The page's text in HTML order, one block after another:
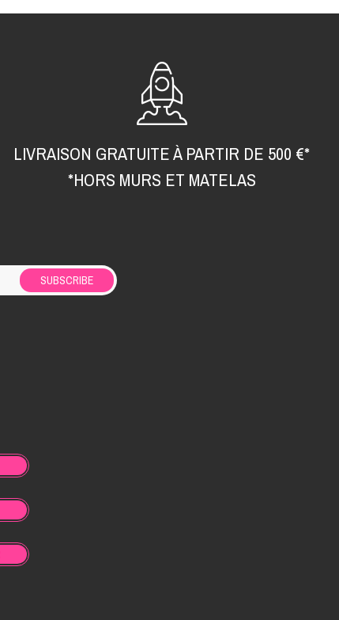
LIVRAISON GRATUITE À PARTIR DE 500 €*
*HORS MURS ET MATELAS
SUBSCRIBE